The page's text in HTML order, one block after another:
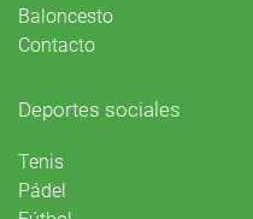
Baloncesto
Contacto
Deportes sociales
Tenis
Pádel